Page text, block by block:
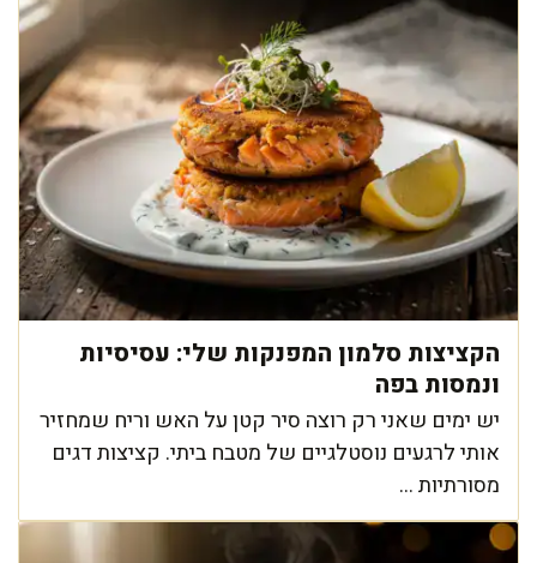
הקציצות סלמון המפנקות שלי: עסיסיות
ונמסות בפה
יש ימים שאני רק רוצה סיר קטן על האש וריח שמחזיר
אותי לרגעים נוסטלגיים של מטבח ביתי. קציצות דגים
מסורתיות ...